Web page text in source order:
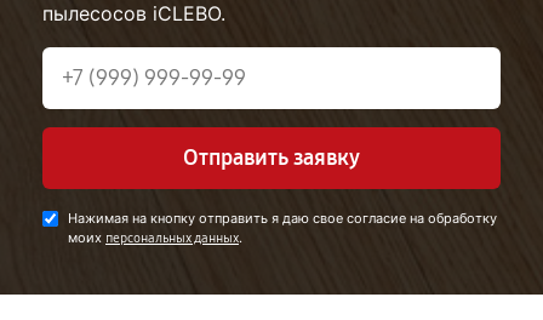
пылесосов iCLEBO.
Отправить заявку
Нажимая на кнопку отправить я даю свое согласие на обработку
моих персональных данных.